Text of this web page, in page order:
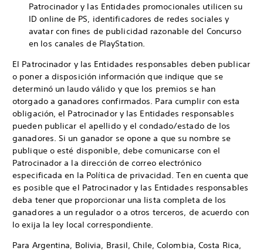
Patrocinador y las Entidades promocionales utilicen su
ID online de PS, identificadores de redes sociales y
avatar con fines de publicidad razonable del Concurso
en los canales de PlayStation.
El Patrocinador y las Entidades responsables deben publicar
o poner a disposición información que indique que se
determinó un laudo válido y que los premios se han
otorgado a ganadores confirmados. Para cumplir con esta
obligación, el Patrocinador y las Entidades responsables
pueden publicar el apellido y el condado/estado de los
ganadores. Si un ganador se opone a que su nombre se
publique o esté disponible, debe comunicarse con el
Patrocinador a la dirección de correo electrónico
especificada en la Política de privacidad. Ten en cuenta que
es posible que el Patrocinador y las Entidades responsables
deba tener que proporcionar una lista completa de los
ganadores a un regulador o a otros terceros, de acuerdo con
lo exija la ley local correspondiente.
Para Argentina, Bolivia, Brasil, Chile, Colombia, Costa Rica,